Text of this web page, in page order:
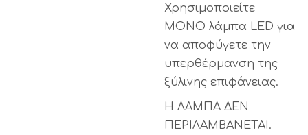
Χρησιμοποιείτε
ΜΟΝΟ λάμπα LED για
να αποφύγετε την
υπερθέρμανση της
ξύλινης επιφάνειας.
Η ΛΑΜΠΑ ΔΕΝ
ΠΕΡΙΛΑΜΒΑΝΕΤΑΙ.